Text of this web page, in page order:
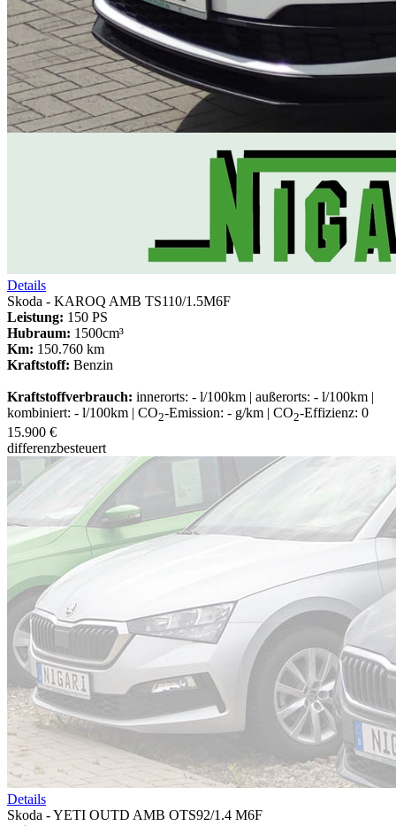
Details
Skoda - KAROQ AMB TS110/1.5M6F
Leistung: 150 PS
Hubraum: 1500cm³
Km: 150.760 km
Kraftstoff: Benzin
Kraftstoffverbrauch: innerorts: - l/100km | außerorts: - l/100km |
kombiniert: - l/100km | CO2-Emission: - g/km | CO2-Effizienz: 0
15.900 €
differenzbesteuert
Details
Skoda - YETI OUTD AMB OTS92/1.4 M6F